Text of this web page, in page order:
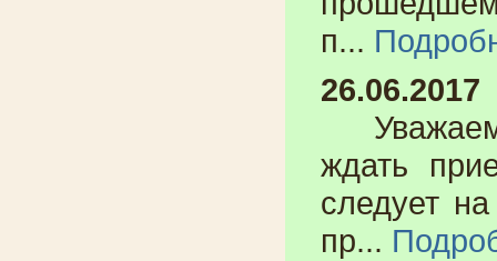
п...
26.06.2017
ждать
следует
пр...